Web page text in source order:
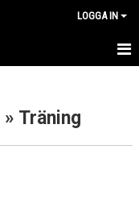
LOGGA IN
» Träning